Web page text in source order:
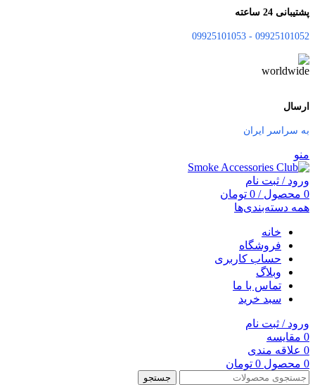
پشتیبانی 24 ساعته
09925101052 - 09925101053
ارسال
به سراسر ایران
منو
ورود / ثبت نام
0 محصول /
0 تومان
همه دسته‌بندی‌ها
خانه
فروشگاه
حساب کاربری
وبلاگ
تماس با ما
سبد خرید
ورود / ثبت نام
0 مقایسه
0 علاقه مندی
0 محصول 0 تومان
جستجو